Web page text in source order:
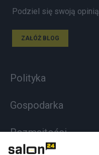
Podziel się swoją opinią
ZAŁÓŻ BLOG
Polityka
Gospodarka
Rozmaitości